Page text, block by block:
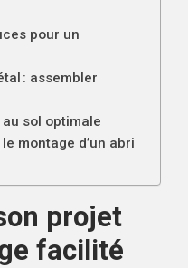
pour un
: assembler
sol optimale
montage d’un abri
projet
facilité